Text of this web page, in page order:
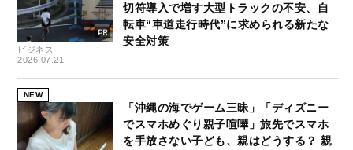
ビジネス
2026.07.21
切符導入で増す大型トラックの不安、自
転車“車道走行時代”に求められる新たな
安全対策
NEW
「沖縄の海でゲーム三昧」「ディズニー
でスマホめぐり親子喧嘩」旅先でスマホ
を手放さない子ども、親はどうする？ 親